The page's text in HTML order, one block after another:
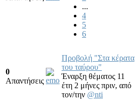
...
4
5
6
0
Απαντήσεις
Προβολή "Στα κέρατα
του ταύρου"
Έναρξη θέματος 11
έτη 2 μήνες πριν, από
τον/την @nti